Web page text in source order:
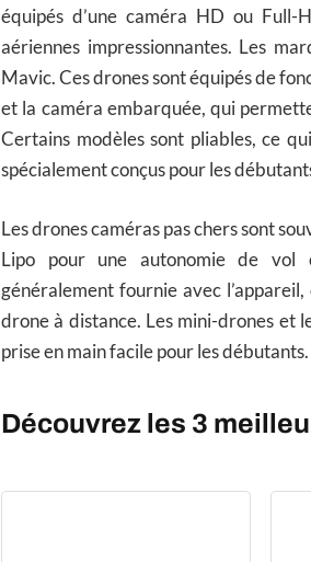
équipés d’une caméra HD ou
aériennes impressionnantes. Les
Mavic. Ces drones sont équipés de
et la caméra embarquée, qui
Certains modèles sont pliables, ce
spécialement conçus pour les
Les drones caméras pas chers sont
Lipo pour une autonomie de vol
généralement fournie avec
drone à distance. Les mini-drones et
prise en main facile pour les débutants.
Découvrez les 3